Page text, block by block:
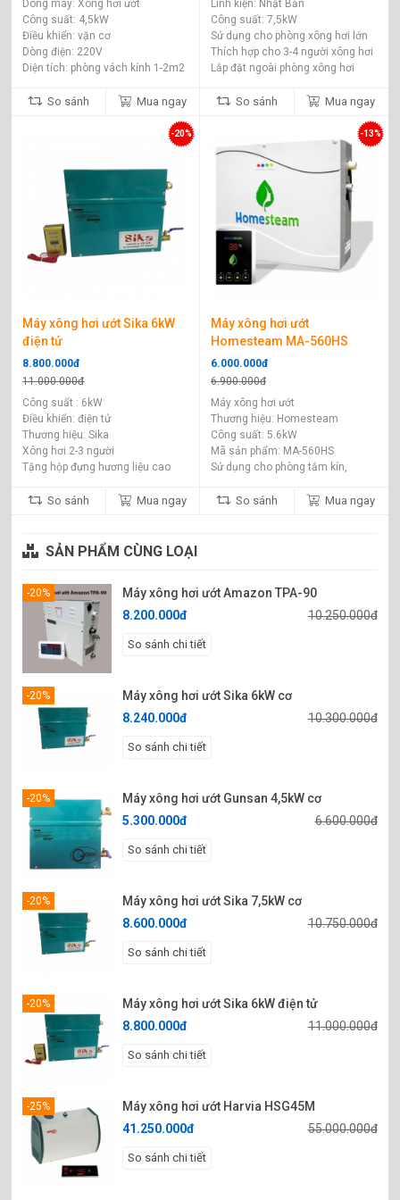
Dòng máy: Xông hơi ướt
Công suất: 4,5kW
Điều khiển: vặn cơ
Dòng điện: 220V
Diện tích: phòng vách kính 1-2m2
So sánh Mua ngay
Linh kiện: Nhật Bản
Công suất: 7,5kW
Sử dụng cho phòng xông hơi lớn
Thích hợp cho 3-4 người xông hơi
Lắp đặt ngoài phòng xông hơi
So sánh Mua ngay
Máy xông hơi ướt Sika 6kW
điện tử
8.800.000đ
11.000.000đ
-20%
Công suất : 6kW
Điều khiển: điện tử
Thương hiệu: Sika
Xông hơi 2-3 người
Tặng hộp đựng hương liệu cao
So sánh Mua ngay
Máy xông hơi ướt
Homesteam MA-560HS
6.000.000đ
6.900.000đ
-13%
Máy xông hơi ướt
Thương hiệu: Homesteam
Công suất: 5.6kW
Mã sản phẩm: MA-560HS
Sử dụng cho phòng tắm kín,
So sánh Mua ngay
SẢN PHẨM CÙNG LOẠI
-20%
Máy xông hơi ướt Amazon TPA-90
8.200.000đ
10.250.000đ
So sánh chi tiết
-20%
Máy xông hơi ướt Sika 6kW cơ
8.240.000đ
10.300.000đ
So sánh chi tiết
-20%
Máy xông hơi ướt Gunsan 4,5kW cơ
5.300.000đ
6.600.000đ
So sánh chi tiết
-20%
Máy xông hơi ướt Sika 7,5kW cơ
8.600.000đ
10.750.000đ
So sánh chi tiết
-20%
Máy xông hơi ướt Sika 6kW điện tử
8.800.000đ
11.000.000đ
So sánh chi tiết
-25%
Máy xông hơi ướt Harvia HSG45M
41.250.000đ
55.000.000đ
So sánh chi tiết